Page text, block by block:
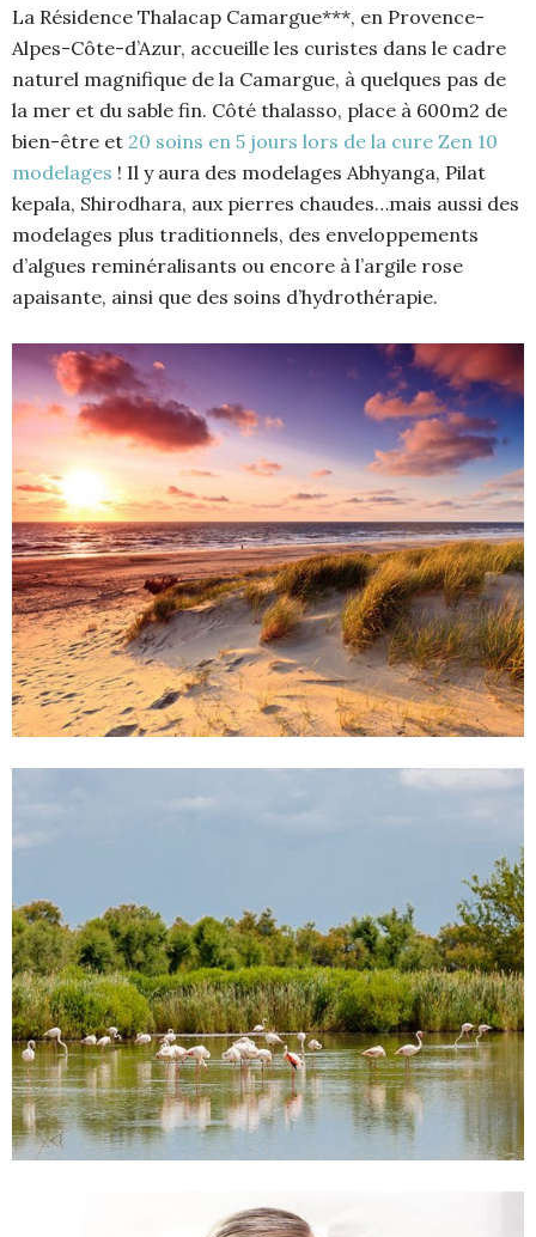
La Résidence Thalacap Camargue***, en Provence-
Alpes-Côte-d’Azur, accueille les curistes dans le cadre
naturel magnifique de la Camargue, à quelques pas de
la mer et du sable fin. Côté thalasso, place à 600m2 de
bien-être et 20 soins en 5 jours lors de la cure Zen 10
modelages ! Il y aura des modelages Abhyanga, Pilat
kepala, Shirodhara, aux pierres chaudes…mais aussi des
modelages plus traditionnels, des enveloppements
d’algues reminéralisants ou encore à l’argile rose
apaisante, ainsi que des soins d’hydrothérapie.